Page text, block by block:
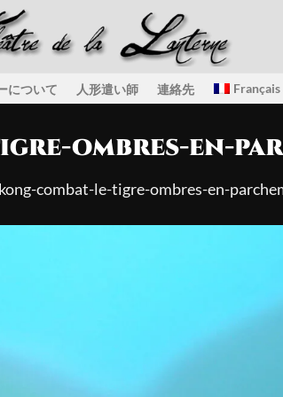
について 人形遣い師 連絡先 Français
ombres-en-
combat-le-tigre-ombres-en-